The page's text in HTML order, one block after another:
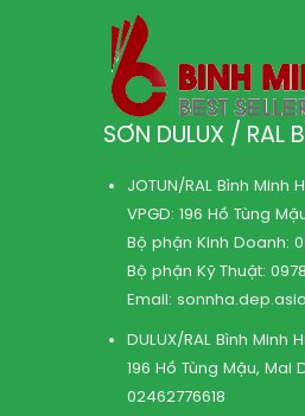
SƠN DULUX / RAL
JOTUN/RAL Bình Minh
VPGD: 196 Hồ Tùng
Bộ phận Kinh Doanh:
Bộ phận Kỹ Thuật:
Email:
DULUX/RAL Bình Minh
196 Hồ Tùng Mậu, Mai
02462776618